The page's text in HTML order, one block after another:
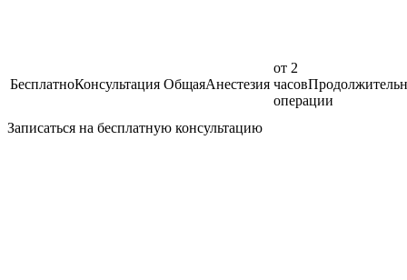
БесплатноКонсультация ОбщаяАнестезия
от 2
часов
операции
Записаться на бесплатную консультацию